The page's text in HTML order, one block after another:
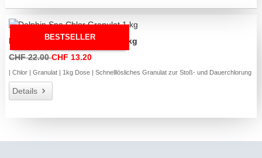
BESTSELLER
Delphin Spa Chlor Granulat 1 kg
CHF 22.00CHF 13.20
| Chlor | Granulat | 1kg Dose | Schnelllösliches Granulat zur Stoß- und Dauerchlorung
Details